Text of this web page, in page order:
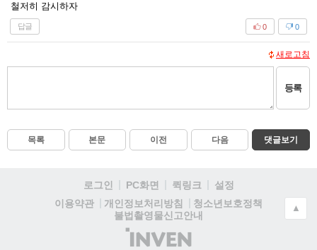
철저히 감시하자
답글 0
0
새로고침
등록
목록 본문 이전 다음 댓글보기
로그인 PC화면 퀵링크
설정
이용약관
개인정보처리방침
청소년보호정책
불법촬영물신고안내
(주)
▲